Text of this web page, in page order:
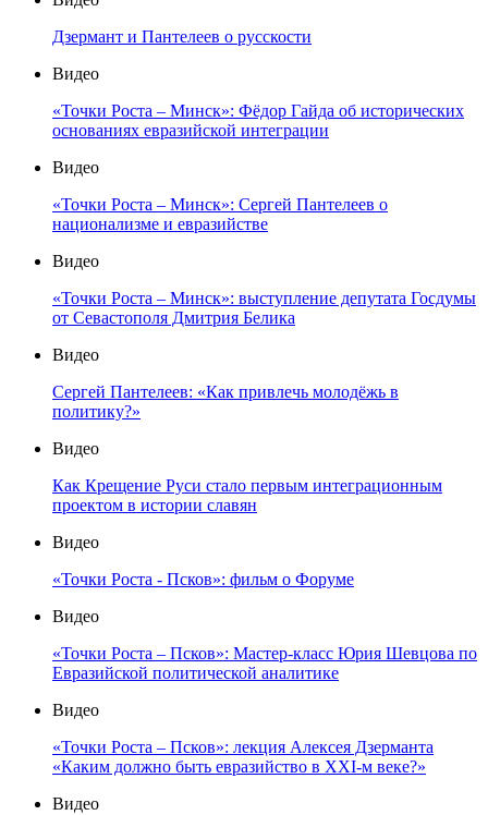
Дзермант и Пантелеев о русскости
Видео
«Точки Роста – Минск»: Фёдор Гайда об исторических
основаниях евразийской интеграции
Видео
«Точки Роста – Минск»: Сергей Пантелеев о
национализме и евразийстве
Видео
«Точки Роста – Минск»: выступление депутата Госдумы
от Севастополя Дмитрия Белика
Видео
Сергей Пантелеев: «Как привлечь молодёжь в
политику?»
Видео
Как Крещение Руси стало первым интеграционным
проектом в истории славян
Видео
«Точки Роста - Псков»: фильм о Форуме
Видео
«Точки Роста – Псков»: Мастер-класс Юрия Шевцова по
Евразийской политической аналитике
Видео
«Точки Роста – Псков»: лекция Алексея Дзерманта
«Каким должно быть евразийство в XXI-м веке?»
Видео